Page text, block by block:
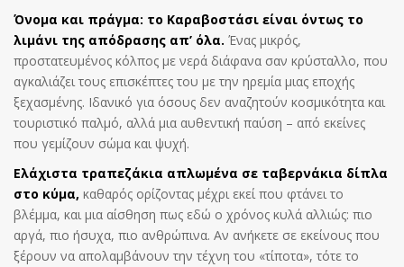
Όνομα και πράγμα: το Καραβοστάσι είναι όντως το
λιμάνι της απόδρασης απ’ όλα. Ένας μικρός,
προστατευμένος κόλπος με νερά διάφανα σαν κρύσταλλο, που
αγκαλιάζει τους επισκέπτες του με την ηρεμία μιας εποχής
ξεχασμένης. Ιδανικό για όσους δεν αναζητούν κοσμικότητα και
τουριστικό παλμό, αλλά μια αυθεντική παύση – από εκείνες
που γεμίζουν σώμα και ψυχή.
Ελάχιστα τραπεζάκια απλωμένα σε ταβερνάκια δίπλα
στο κύμα, καθαρός ορίζοντας μέχρι εκεί που φτάνει το
βλέμμα, και μια αίσθηση πως εδώ ο χρόνος κυλά αλλιώς: πιο
αργά, πιο ήσυχα, πιο ανθρώπινα. Αν ανήκετε σε εκείνους που
ξέρουν να απολαμβάνουν την τέχνη του «τίποτα», τότε το